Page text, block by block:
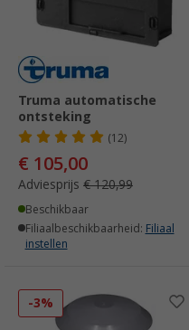
Truma automatische
ontsteking
(12)
€ 105,00
Adviesprijs € 120,99
Beschikbaar
Filiaalbeschikbaarheid: Filiaal
instellen
-3%